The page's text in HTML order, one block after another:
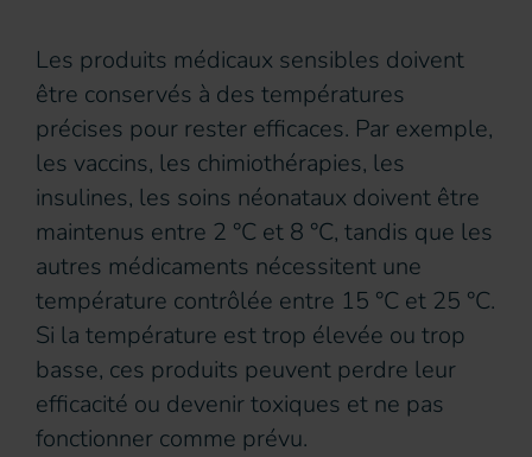
Les produits médicaux sensibles doivent
être conservés à des températures
précises pour rester efficaces. Par exemple,
les vaccins, les chimiothérapies, les
insulines, les soins néonataux doivent être
maintenus entre 2 °C et 8 °C, tandis que les
autres médicaments nécessitent une
température contrôlée entre 15 °C et 25 °C.
Si la température est trop élevée ou trop
basse, ces produits peuvent perdre leur
efficacité ou devenir toxiques et ne pas
fonctionner comme prévu.